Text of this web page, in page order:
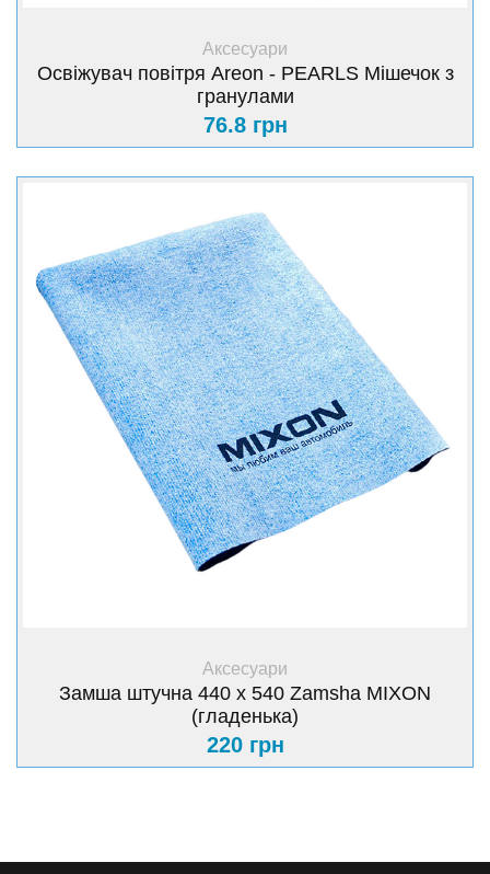
Аксесуари
Освіжувач повітря Areon - PEARLS Мішечок з
гранулами
76.8 грн
Аксесуари
Замша штучна 440 х 540 Zamsha MIXON
(гладенька)
220 грн